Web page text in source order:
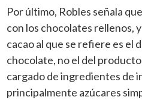
Por último, Robles señala
con los chocolates rellenos,
cacao al que se refiere es el
chocolate, no el del
cargado de ingredientes de
principalmente azúcares